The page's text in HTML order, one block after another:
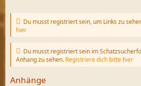
Du musst registriert sein, um Links zu
hier
Du musst registriert sein im
Anhang zu sehen. Registriere dich bitte hier
Anhänge